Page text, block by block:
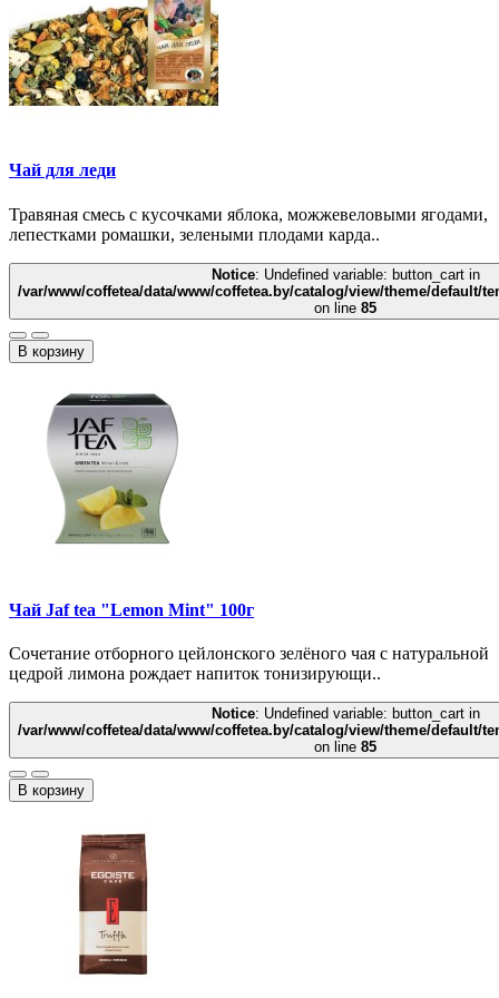
Чай для леди
Травяная смесь с кусочками яблока, можжевеловыми ягодами,
лепестками ромашки, зелеными плодами карда..
Notice: Undefined variable: button_cart in
/var/www/coffetea/data/www/coffetea.by/catalog/view/theme/default/
on line 85
В корзину
Чай Jaf tea "Lemon Mint" 100г
Сочетание отборного цейлонского зелёного чая с натуральной
цедрой лимона рождает напиток тонизирующи..
Notice: Undefined variable: button_cart in
/var/www/coffetea/data/www/coffetea.by/catalog/view/theme/default/
on line 85
В корзину